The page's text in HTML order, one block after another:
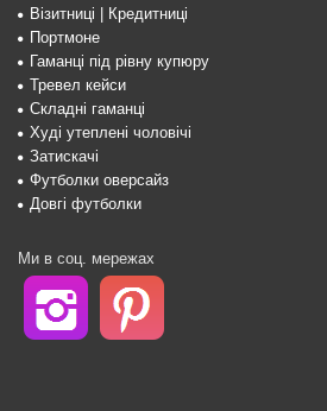
Візитниці | Кредитниці
Портмоне
Гаманці під рівну купюру
Тревел кейси
Складні гаманці
Худі утеплені чоловічі
Затискачі
Футболки оверсайз
Довгі футболки
Ми в соц. мережах